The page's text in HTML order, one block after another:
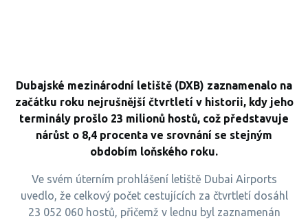
Dubajské mezinárodní letiště (DXB) zaznamenalo na
začátku roku nejrušnější čtvrtletí v historii, kdy jeho
terminály prošlo 23 milionů hostů, což představuje
nárůst o 8,4 procenta ve srovnání se stejným
obdobím loňského roku.
Ve svém úterním prohlášení letiště Dubai Airports
uvedlo, že celkový počet cestujících za čtvrtletí dosáhl
23 052 060 hostů, přičemž v lednu byl zaznamenán